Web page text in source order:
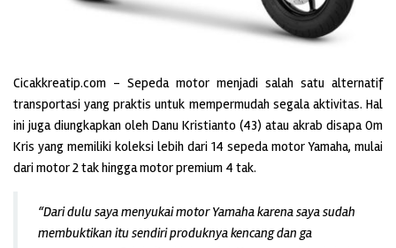
Cicakkreatip.com – Sepeda motor menjadi salah satu alternatif
transportasi yang praktis untuk mempermudah segala aktivitas. Hal
ini juga diungkapkan oleh Danu Kristianto (43) atau akrab disapa Om
Kris yang memiliki koleksi lebih dari 14 sepeda motor Yamaha, mulai
dari motor 2 tak hingga motor premium 4 tak.
“Dari dulu saya menyukai motor Yamaha karena saya sudah
membuktikan itu sendiri produknya kencang dan ga